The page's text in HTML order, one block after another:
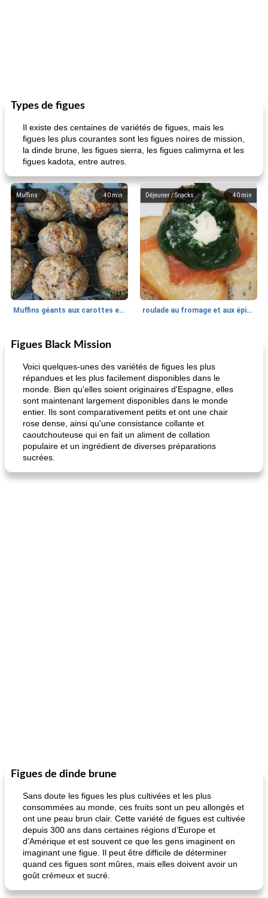
Types de figues
Il existe des centaines de variétés de figues, mais les
figues les plus courantes sont les figues noires de mission,
la dinde brune, les figues sierra, les figues calimyrna et les
figues kadota, entre autres.
40 min
Muffins
Muffins géants aux carottes et à la banane de Nif
40 min
Déjeuner / Snacks
roulade au fromage et aux épinards
30min
Marques de confiance: recettes et
astuces
fiesta tostadas
Figues Black Mission
Voici quelques-unes des variétés de figues les plus
répandues et les plus facilement disponibles dans le
monde. Bien qu'elles soient originaires d'Espagne, elles
sont maintenant largement disponibles dans le monde
entier. Ils sont comparativement petits et ont une chair
rose dense, ainsi qu'une consistance collante et
caoutchouteuse qui en fait un aliment de collation
populaire et un ingrédient de diverses préparations
sucrées.
Figues de dinde brune
Sans doute les figues les plus cultivées et les plus
consommées au monde, ces fruits sont un peu allongés et
ont une peau brun clair. Cette variété de figues est cultivée
depuis 300 ans dans certaines régions d’Europe et
d’Amérique et est souvent ce que les gens imaginent en
imaginant une figue. Il peut être difficile de déterminer
quand ces figues sont mûres, mais elles doivent avoir un
goût crémeux et sucré.